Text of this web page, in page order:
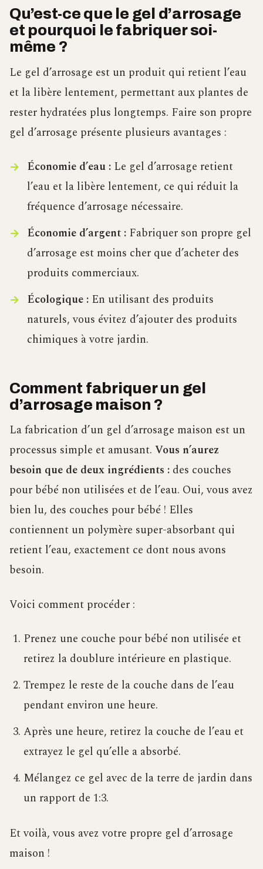
Qu’est-ce que le gel d’arrosage
et pourquoi le fabriquer soi-
même ?
Le gel d’arrosage est un produit qui retient l’eau
et la libère lentement, permettant aux plantes de
rester hydratées plus longtemps. Faire son propre
gel d’arrosage présente plusieurs avantages :
Économie d’eau :Le gel d’arrosage retient
l’eau et la libère lentement, ce qui réduit la
fréquence d’arrosage nécessaire.
Économie d’argent :Fabriquer son propre gel
d’arrosage est moins cher que d’acheter des
produits commerciaux.
Écologique :En utilisant des produits
naturels, vous évitez d’ajouter des produits
chimiques à votre jardin.
Comment fabriquer un gel
d’arrosage maison ?
La fabrication d’un gel d’arrosage maison est un
processus simple et amusant. Vous n’aurez
besoin que de deux ingrédients : des couches
pour bébé non utilisées et de l’eau. Oui, vous avez
bien lu, des couches pour bébé ! Elles
contiennent un polymère super-absorbant qui
retient l’eau, exactement ce dont nous avons
besoin.
Voici comment procéder :
Prenez une couche pour bébé non utilisée et
retirez la doublure intérieure en plastique.
Trempez le reste de la couche dans de l’eau
pendant environ une heure.
Après une heure, retirez la couche de l’eau et
extrayez le gel qu’elle a absorbé.
Mélangez ce gel avec de la terre de jardin dans
un rapport de 1:3.
Et voilà, vous avez votre propre gel d’arrosage
maison !